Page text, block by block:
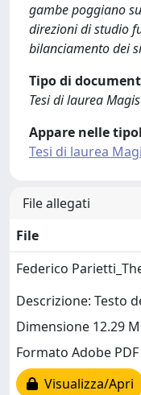
gambe poggiano
direzioni di studio
bilanciamento dei
Tipo di
Tesi di laurea
Appare nelle
Tesi di laurea
File allegati
File
Federico
Descrizione: Testo
Dimensione 12.29
Formato Adobe PDF
Visualizza/Apri